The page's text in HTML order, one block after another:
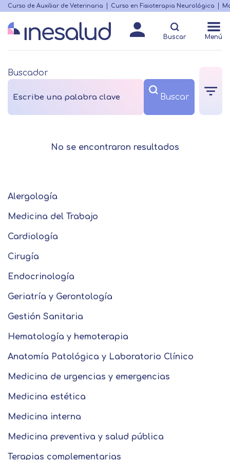
Skip
main
content
Menú
destacado
Curso de Auxiliar de Veterinaria Curso en Fisioterapia Neurológica
Buscar Menú
Buscador
No se encontraron resultados
Alergología
Medicina del Trabajo
Cardiología
Cirugía
Endocrinología
Geriatría y Gerontología
Gestión Sanitaria
Hematología y hemoterapia
Anatomía Patológica y Laboratorio Clínico
Medicina de urgencias y emergencias
Medicina estética
Medicina interna
Medicina preventiva y salud pública
Terapias complementarias
Solicitar
información
Matricularme